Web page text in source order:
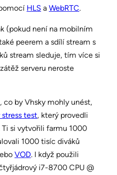
HLS a WebRTC.
(pokud není na mobilním
peerem a sdílí stream s
stream sleduje, tím více si
serveru neroste
by Vhsky mohly unést,
stress test, který provedli
Ti si vytvořili farmu 1000
1000 tisíc diváků
VOD. I když použili
i7-8700 CPU @